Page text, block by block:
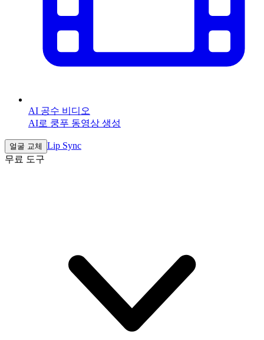
AI 공수 비디오
AI로 쿵푸 동영상 생성
얼굴 교체
Lip Sync
무료 도구